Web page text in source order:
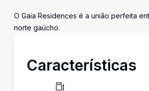
O Gaia Residences é a união perfeita
norte gaúcho.
Características